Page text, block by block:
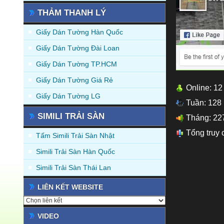
THẢM THANH LÝ
Giấy Dán Tường Hàn Quốc
Giấy Dán Tường Đài Loan
Giấy Dán Tường TP.HCM
Giấy Dán Tường Giá Rẻ
Giấy Dán Tường LG
SIMILI TRẢI SÀN
Tấm Simili Trải Sàn Nhật
Simili Trải Sàn Hàn Quốc
Simili Trải Sàn Thái Lan
LIÊN KẾT WEBSITE
VIDEO
Online: 12
Tuần: 128
Tháng:
Tổng truy